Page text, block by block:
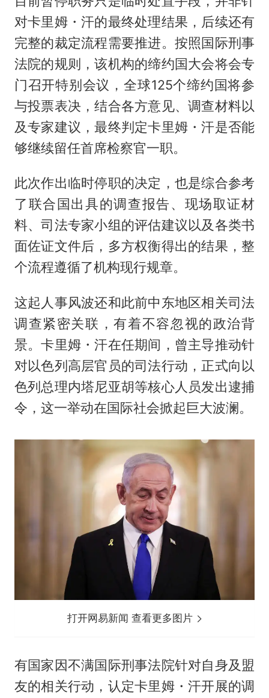
对卡里姆・汗的最终处理结果，后续还有
完整的裁定流程需要推进。按照国际刑事
法院的规则，该机构的缔约国大会将会专
门召开特别会议，全球125个缔约国将参
与投票表决，结合各方意见、调查材料以
及专家建议，最终判定卡里姆・汗是否能
够继续留任首席检察官一职。
此次作出临时停职的决定，也是综合参考
了联合国出具的调查报告、现场取证材
料、司法专家小组的评估建议以及各类书
面佐证文件后，多方权衡得出的结果，整
个流程遵循了机构现行规章。
这起人事风波还和此前中东地区相关司法
调查紧密关联，有着不容忽视的政治背
景。卡里姆・汗在任期间，曾主导推动针
对以色列高层官员的司法行动，正式向以
色列总理内塔尼亚胡等核心人员发出逮捕
令，这一举动在国际社会掀起巨大波澜。
打开网易新闻 查看更多图片
有国家因不满国际刑事法院针对自身及盟
友的相关行动，认定卡里姆・汗开展的调